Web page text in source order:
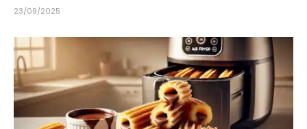
23/09/2025